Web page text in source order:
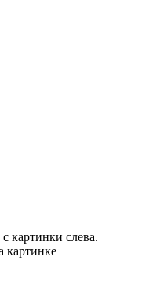
картинки слева.
картинке